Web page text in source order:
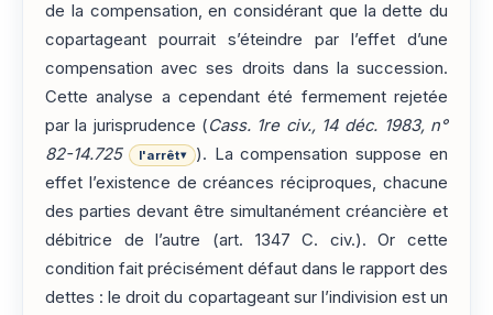
de la compensation, en considérant que la dette du
copartageant pourrait s’éteindre par l’effet d’une
compensation avec ses droits dans la succession.
Cette analyse a cependant été fermement rejetée
par la jurisprudence (Cass. 1re civ., 14 déc. 1983, n°
82-14.725
l'arrêt▾
). La compensation suppose en
effet l’existence de créances réciproques, chacune
des parties devant être simultanément créancière et
débitrice de l’autre (art. 1347 C. civ.). Or cette
condition fait précisément défaut dans le rapport des
dettes : le droit du copartageant sur l’indivision est un